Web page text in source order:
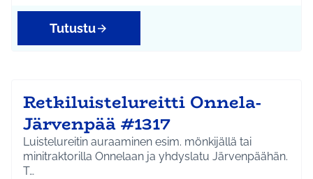
Tutustu
Retkiluistelureitti Onnela-
Järvenpää #1317
Luistelureitin auraaminen esim. mönkijällä tai
minitraktorilla Onnelaan ja yhdyslatu Järvenpäähän.
T…